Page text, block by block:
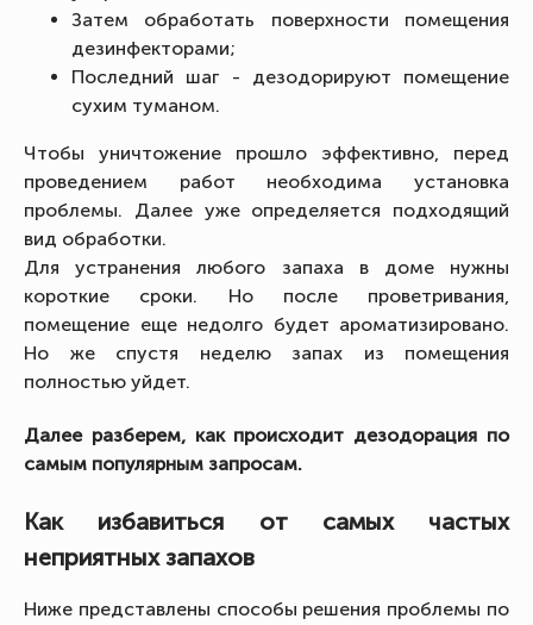
Затем обработать поверхности помещения
дезинфекторами;
Последний шаг - дезодорируют помещение
сухим туманом.
Чтобы уничтожение прошло эффективно, перед
проведением работ необходима установка
проблемы. Далее уже определяется подходящий
вид обработки.
Для устранения любого запаха в доме нужны
короткие сроки. Но после проветривания,
помещение еще недолго будет ароматизировано.
Но же спустя неделю запах из помещения
полностью уйдет.
Далее разберем, как происходит дезодорация по
самым популярным запросам.
Как избавиться от самых частых
неприятных запахов
Ниже представлены способы решения проблемы по